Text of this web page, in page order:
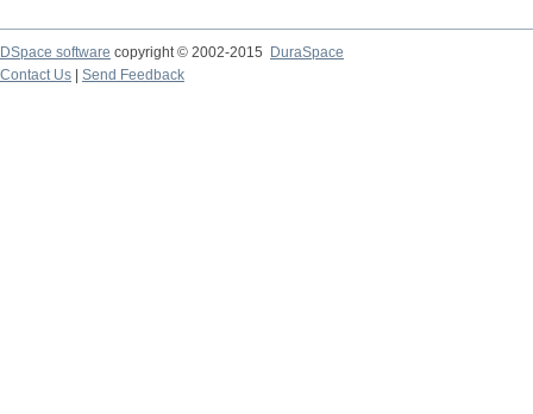
DSpace software copyright © 2002-2015
DuraSpace
Contact Us
Send Feedback